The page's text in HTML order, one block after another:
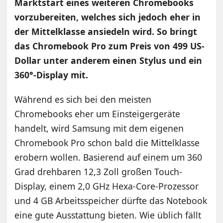
Marktstart eines weiteren Chromebooks
vorzubereiten, welches sich jedoch eher in
der Mittelklasse ansiedeln wird. So bringt
das Chromebook Pro zum Preis von 499 US-
Dollar unter anderem einen Stylus und ein
360°-Display mit.
Während es sich bei den meisten
Chromebooks eher um Einsteigergeräte
handelt, wird Samsung mit dem eigenen
Chromebook Pro schon bald die Mittelklasse
erobern wollen. Basierend auf einem um 360
Grad drehbaren 12,3 Zoll großen Touch-
Display, einem 2,0 GHz Hexa-Core-Prozessor
und 4 GB Arbeitsspeicher dürfte das Notebook
eine gute Ausstattung bieten. Wie üblich fällt